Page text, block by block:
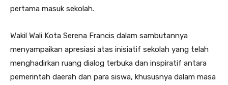
pertama masuk sekolah.
Wakil Wali Kota Serena Francis dalam sambutannya
menyampaikan apresiasi atas inisiatif sekolah yang telah
menghadirkan ruang dialog terbuka dan inspiratif antara
pemerintah daerah dan para siswa, khususnya dalam masa